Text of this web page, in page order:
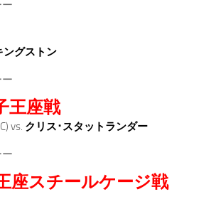
ングストン
王座戦
vs. クリス･スタットランダー
座スチールケージ戦